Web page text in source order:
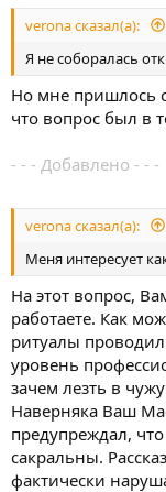
verona сказал(а):
Я не соборалась
Но мне пришлось
что вопрос был в
- - - Добавлено - - -
verona сказал(а):
Меня интересует
На этот вопрос,
работаете. Как
ритуалы
уровень
зачем лезть в
Наверняка Ваш
предупреждал,
сакральны.
фактически